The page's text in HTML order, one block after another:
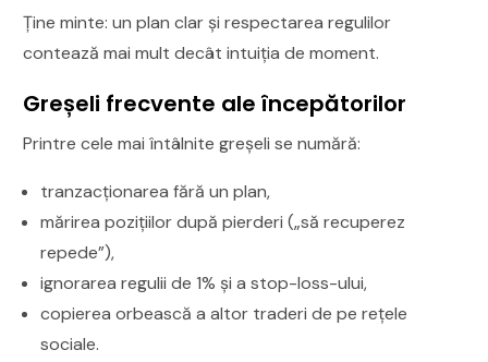
Ține minte: un plan clar și respectarea regulilor
contează mai mult decât intuiția de moment.
Greșeli frecvente ale începătorilor
Printre cele mai întâlnite greșeli se numără:
tranzacționarea fără un plan,
mărirea pozițiilor după pierderi („să recuperez
repede”),
ignorarea regulii de 1% și a stop-loss-ului,
copierea orbească a altor traderi de pe rețele
sociale.